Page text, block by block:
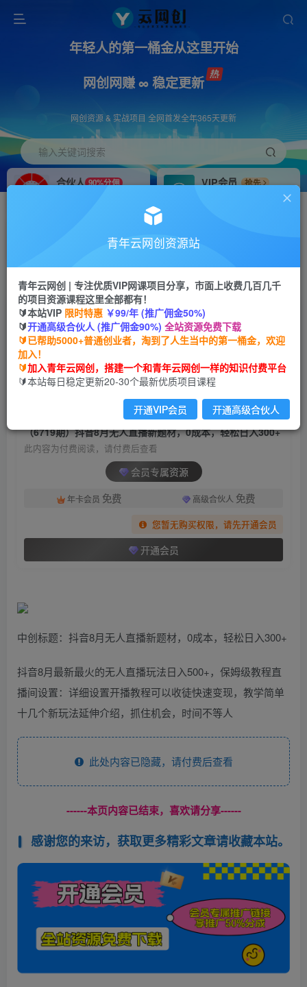
年轻人的第一桶金从这里开始
网创网赚 ∞ 稳定更新
网创资源 & 实战项目 全网首发全年365天更新
输入关键词搜索
合伙人 90%分佣
VIP会员
抢先
搭建同款网站，自己当老板
首页 创业课程 会员专属 正文
（6719期）抖音8月无人直播新题材，0成本，轻
松日入300+
青年云网创
2年前发布
关注 私信
（6719期）抖音8月无人直播新题材，0成本，轻松日入300+
此内容为付费阅读，请付费后查看
会员专属资源
年卡会员 免费 高级合伙人 免费
您暂无购买权限，请先开通会员
开通会员
中创标题：抖音8月无人直播新题材，0成本，轻松日入300+
抖音8月最新最火的无人直播玩法日入500+，保姆级教程直
播间设置：详细设置开播教程可以收徒快速变现，教学简单
十几个新玩法延伸介绍，抓住机会，时间不等人
此处内容已隐藏，请付费后查看
------本页内容已结束，喜欢请分享------
感谢您的来访，获取更多精彩文章请收藏本站。
青年云网创资源站
青年云网创 | 专注优质VIP网课项目分享，市面上收费几百几千
的项目资源课程这里全部都有！
🔰本站VIP 限时特惠 ￥99/年 (推广佣金50%)
🔰开通高级合伙人 (推广佣金90%) 全站资源免费下载
🔰已帮助5000+普通创业者，淘到了人生当中的第一桶金，欢迎
加入！
🔰加入青年云网创，搭建一个和青年云网创一样的知识付费平台
🔰本站每日稳定更新20-30个最新优质项目课程
开通VIP会员 开通高级合伙人